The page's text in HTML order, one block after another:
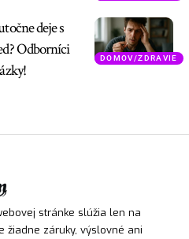
DOMOV/ZDRAVIE
deje s
Odborníci
stránke slúžia len na
žiadne záruky, výslovné ani